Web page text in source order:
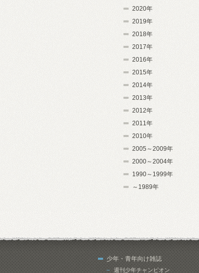
2020年
2019年
2018年
2017年
2016年
2015年
2014年
2013年
2012年
2011年
2010年
2005～2009年
2000～2004年
1990～1999年
～1989年
少年・青年向け雑誌
週刊少年チャンピオン